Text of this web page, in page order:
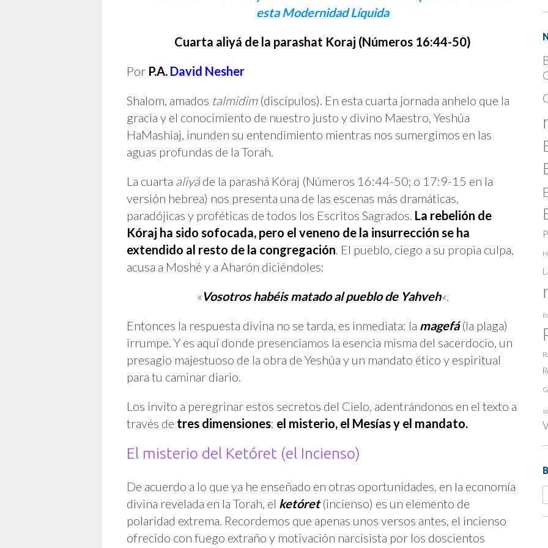
esta Modernidad Líquida
Cuarta aliyá de la parashat Koraj (Números 16:44-50)
Por P.A. David Nesher
Shalom, amados talmidim(discípulos). En esta cuarta jornada anhelo que la
gracia y el conocimiento de nuestro justo y divino Maestro, Yeshúa
HaMashiaj, inunden su entendimiento mientras nos sumergimos en las
aguas profundas de la Torah.
La cuarta aliyáde la parashá Kóraj (Números 16:44-50; o 17:9-15 en la
versión hebrea) nos presenta una de las escenas más dramáticas,
paradójicas y proféticas de todos los Escritos Sagrados. La rebelión de
Kóraj ha sido sofocada, pero el veneno de la insurrección se ha
extendido al resto de la congregación. El pueblo, ciego a su propia culpa,
acusa a Moshé y a Aharón diciéndoles:
«Vosotros habéis matado al pueblo de Yahveh«.
Entonces la respuesta divina no se tarda, es inmediata: la magefá(la plaga)
irrumpe. Y es aquí donde presenciamos la esencia misma del sacerdocio, un
presagio majestuoso de la obra de Yeshúa y un mandato ético y espiritual
para tu caminar diario.
Los invito a peregrinar estos secretos del Cielo, adentrándonos en el texto a
través de tres dimensiones: el misterio, el Mesías y el mandato.
El misterio del Ketóret (el Incienso)
De acuerdo a lo que ya he enseñado en otras oportunidades, en la economía
divina revelada en la Torah, el ketóret(incienso) es un elemento de
polaridad extrema. Recordemos que apenas unos versos antes, el incienso
ofrecido con fuego extraño y motivación narcisista por los doscientos